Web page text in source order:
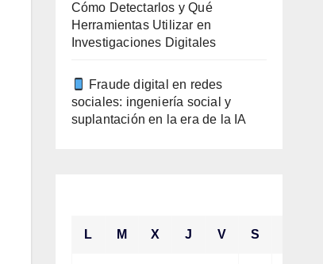
Cómo Detectarlos y Qué
Herramientas Utilizar en
Investigaciones Digitales
Fraude digital en redes
sociales: ingeniería social y
suplantación en la era de la IA
L M X J V S